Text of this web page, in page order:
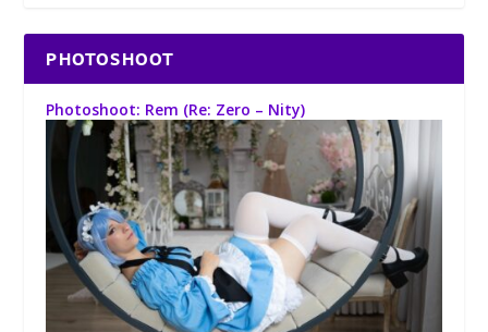
PHOTOSHOOT
Photoshoot: Rem (Re: Zero – Nity)